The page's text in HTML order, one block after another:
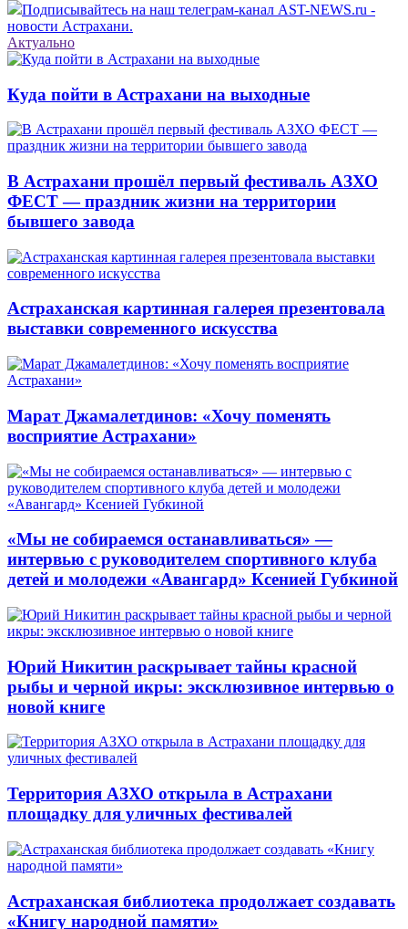
Подписывайтесь на наш телеграм-канал AST-NEWS.ru -
новости Астрахани.
Актуально
Куда пойти в Астрахани на выходные
В Астрахани прошёл первый фестиваль АЗХО
ФЕСТ — праздник жизни на территории
бывшего завода
Астраханская картинная галерея презентовала
выставки современного искусства
Марат Джамалетдинов: «Хочу поменять
восприятие Астрахани»
«Мы не собираемся останавливаться» —
интервью с руководителем спортивного клуба
детей и молодежи «Авангард» Ксенией Губкиной
Юрий Никитин раскрывает тайны красной
рыбы и черной икры: эксклюзивное интервью о
новой книге
Территория АЗХО открыла в Астрахани
площадку для уличных фестивалей
Астраханская библиотека продолжает создавать
«Книгу народной памяти»